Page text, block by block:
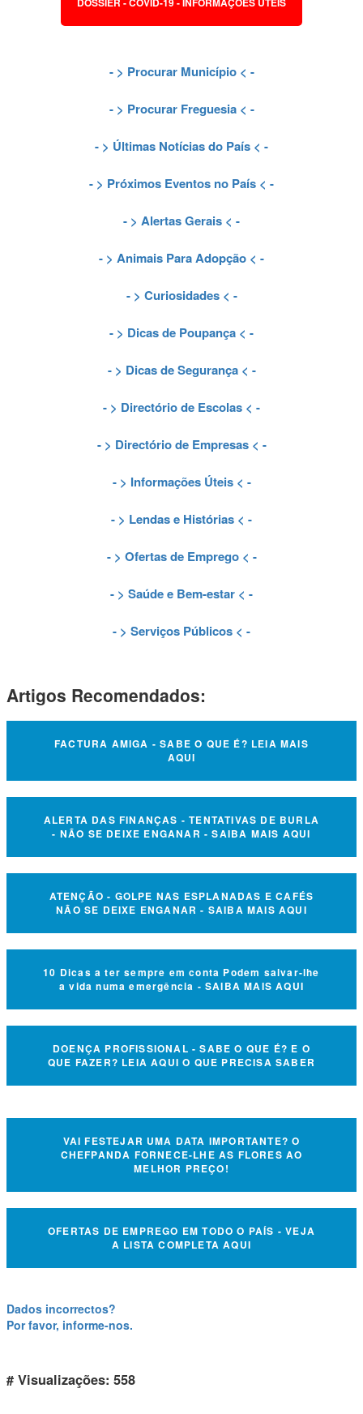
- > Procurar Município< -
- > Procurar Freguesia< -
- > Últimas Notícias do País < -
- > Próximos Eventos no País < -
- > Alertas Gerais < -
- > Animais Para Adopção < -
- > Curiosidades< -
- > Dicas de Poupança < -
- > Dicas de Segurança< -
- > Directório de Escolas < -
- > Directório de Empresas< -
- > Informações Úteis< -
- > Lendas e Histórias < -
- > Ofertas de Emprego< -
- > Saúde e Bem-estar < -
- > Serviços Públicos < -
Artigos Recomendados:
FACTURA AMIGA - SABE O QUE É? LEIA MAIS
AQUI
ALERTA DAS FINANÇAS - TENTATIVAS DE BURLA
- NÃO SE DEIXE ENGANAR - SAIBA MAIS AQUI
ATENÇÃO - GOLPE NAS ESPLANADAS E CAFÉS
NÃO SE DEIXE ENGANAR - SAIBA MAIS AQUI
10 Dicas a ter sempre em conta Podem salvar-lhe
a vida numa emergência - SAIBA MAIS AQUI
DOENÇA PROFISSIONAL - SABE O QUE É? E O
QUE FAZER? LEIA AQUI O QUE PRECISA SABER
VAI FESTEJAR UMA DATA IMPORTANTE? O
CHEFPANDA FORNECE-LHE AS FLORES AO
MELHOR PREÇO!
OFERTAS DE EMPREGO EM TODO O PAÍS - VEJA
A LISTA COMPLETA AQUI
Dados incorrectos?
Por favor, informe-nos.
# Visualizações: 558